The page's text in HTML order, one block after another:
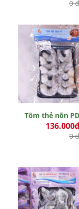
0
Tôm thẻ nõn PD
0